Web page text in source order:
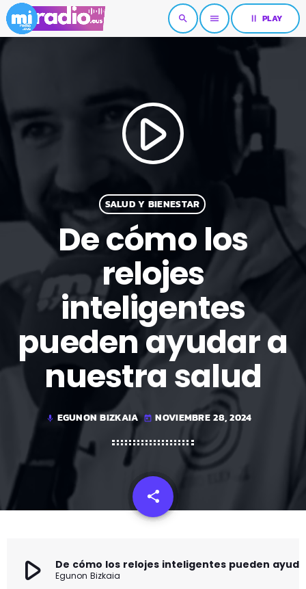
search menu pause PLAY
play_arrow
SALUD Y BIENESTAR
De cómo los
relojes
inteligentes
pueden ayudar a
nuestra salud
mic EGUNON BIZKAIA today NOVIEMBRE 28, 2024
share
email
play_arrow Egunon Bizkaia